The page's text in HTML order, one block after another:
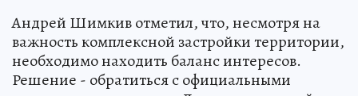
Андрей Шимкив отметил, что, несмотря на
важность комплексной застройки территории,
необходимо находить баланс интересов.
Решение - обратиться с официальными